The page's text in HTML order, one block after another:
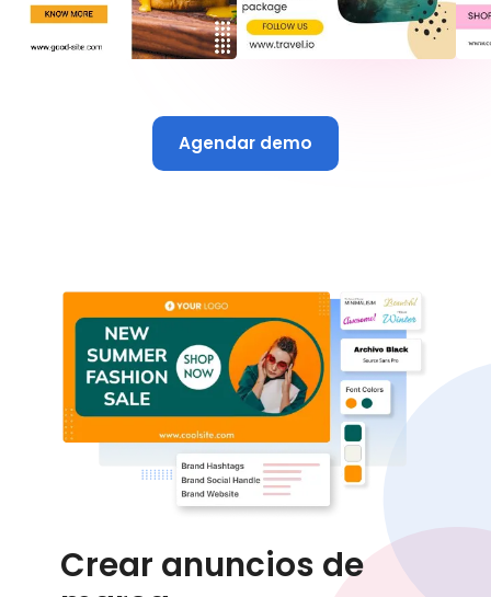
Agendar demo
Crear anuncios de